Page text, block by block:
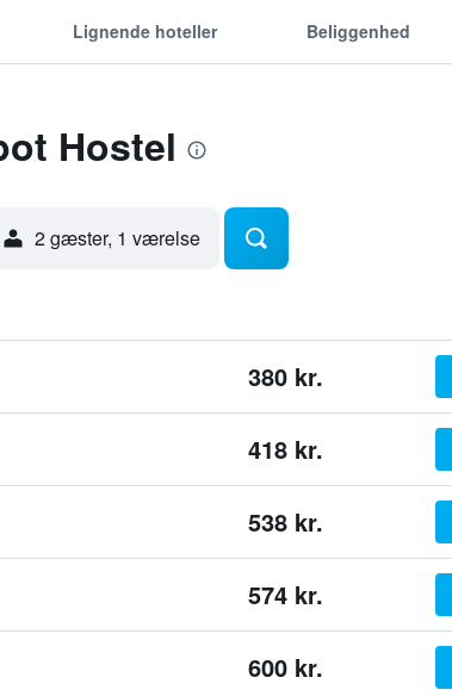
Lignende hoteller Beliggenhed
Hostel
2 gæster, 1 værelse
380 kr.
418 kr.
538 kr.
574 kr.
600 kr.